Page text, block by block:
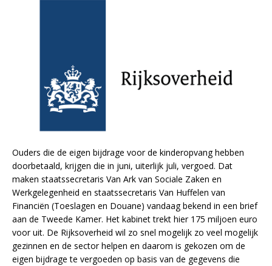
Ouders die de eigen bijdrage voor de kinderopvang hebben
doorbetaald, krijgen die in juni, uiterlijk juli, vergoed. Dat
maken staatssecretaris Van Ark van Sociale Zaken en
Werkgelegenheid en staatssecretaris Van Huffelen van
Financiën (Toeslagen en Douane) vandaag bekend in een brief
aan de Tweede Kamer. Het kabinet trekt hier 175 miljoen euro
voor uit. De Rijksoverheid wil zo snel mogelijk zo veel mogelijk
gezinnen en de sector helpen en daarom is gekozen om de
eigen bijdrage te vergoeden op basis van de gegevens die